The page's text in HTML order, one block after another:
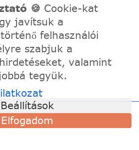
mail: hello@festede.hu
kapcsolatban:
fősFacebook csoportunkhoz!
🍪 Cookie-kat
javítsuk a
felhasználói
szabjuk a
valamint
tegyük.
Beállítások
Elfogadom